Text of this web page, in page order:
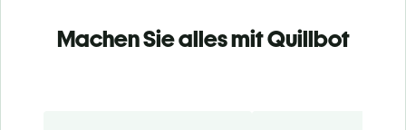
Machen Sie alles mit Quillbot